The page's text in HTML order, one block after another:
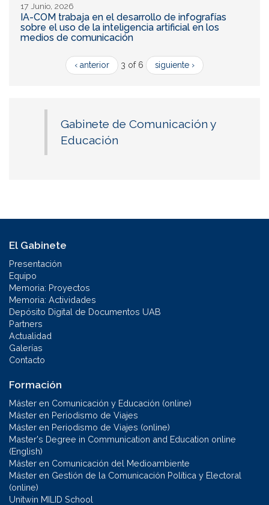
17 Junio, 2026
IA-COM trabaja en el desarrollo de infografías
sobre el uso de la inteligencia artificial en los
medios de comunicación
‹ anterior 3 of 6 siguiente ›
Gabinete de Comunicación y
Educación
El Gabinete
Presentación
Equipo
Memoria: Proyectos
Memoria: Actividades
Depósito Digital de Documentos UAB
Partners
Actualidad
Galerías
Contacto
Formación
Máster en Comunicación y Educación (online)
Máster en Periodismo de Viajes
Máster en Periodismo de Viajes (online)
Master's Degree in Communication and Education online
(English)
Máster en Comunicación del Medioambiente
Máster en Gestión de la Comunicación Política y Electoral
(online)
Unitwin MILID School